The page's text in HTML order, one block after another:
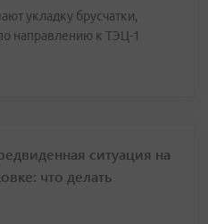
укладку брусчатки,
направлению к ТЭЦ-1
ситуация на
что делать